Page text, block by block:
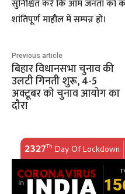
सुनिश्चित करें कि आम जनता को
शांतिपूर्ण माहौल में सम्पन्न हो।
Previous article
बिहार विधानसभा चुनाव की
उलटी गिनती शुरू, 4-5
अक्टूबर को चुनाव आयोग का
दौरा